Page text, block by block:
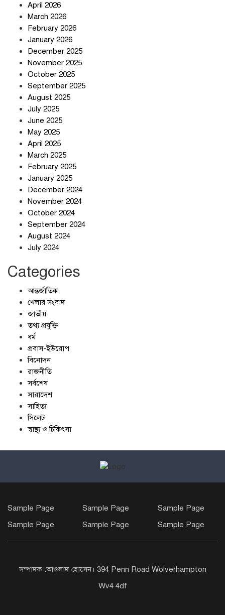
April 2026
March 2026
February 2026
January 2026
December 2025
November 2025
October 2025
September 2025
August 2025
July 2025
June 2025
May 2025
April 2025
March 2025
February 2025
January 2025
December 2024
November 2024
October 2024
September 2024
August 2024
July 2024
Categories
আন্তর্জাতিক
খেলার সংবাদ
জাতীয়
তথ্য প্রযুক্তি
ধর্ম
প্রবাস-ইউরোপ
বিনোদন
রাজনীতি
সর্বশেষ
সারাদেশ
সাহিত্য
সিলেট
স্বাস্থ্য ও চিকিৎসা
Sample Page Sample Page
Sample Page
Sample Page
Sample Page Sample Page
সম্পাদক :আওলাদ হোসেন। 394 Penn Road Wolverhampton
Wv4 4df